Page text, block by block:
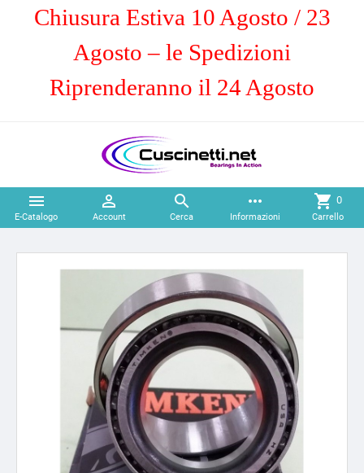
Chiusura Estiva 10 Agosto / 23
Agosto – le Spedizioni
Riprenderanno il 24 Agosto

E-Catalogo

Account

Cerca
more_horiz
Informazioni
shopping_cart 0
Carrello